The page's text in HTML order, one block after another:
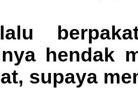
hendak
supaya